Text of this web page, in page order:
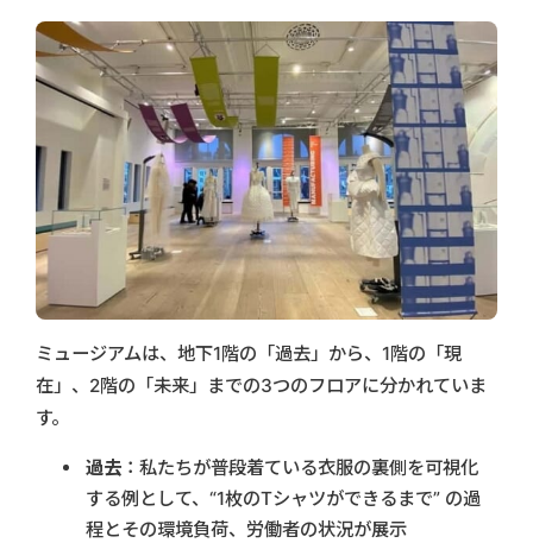
ミュージアムは、地下1階の「過去」から、1階の「現
在」、2階の「未来」までの3つのフロアに分かれていま
す。
過去 ：私たちが普段着ている衣服の裏側を可視化
する例として、“1枚のTシャツができるまで” の過
程とその環境負荷、労働者の状況が展示